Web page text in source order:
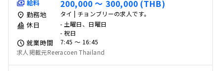
給料 200,000 〜 300,000 (THB)
勤務地 タイ | チョンブリーの求人です。
休日
- 土曜日、日曜日
- 祝日
就業時間
7:45 〜 16:45
求人掲載元Reeracoen Thailand